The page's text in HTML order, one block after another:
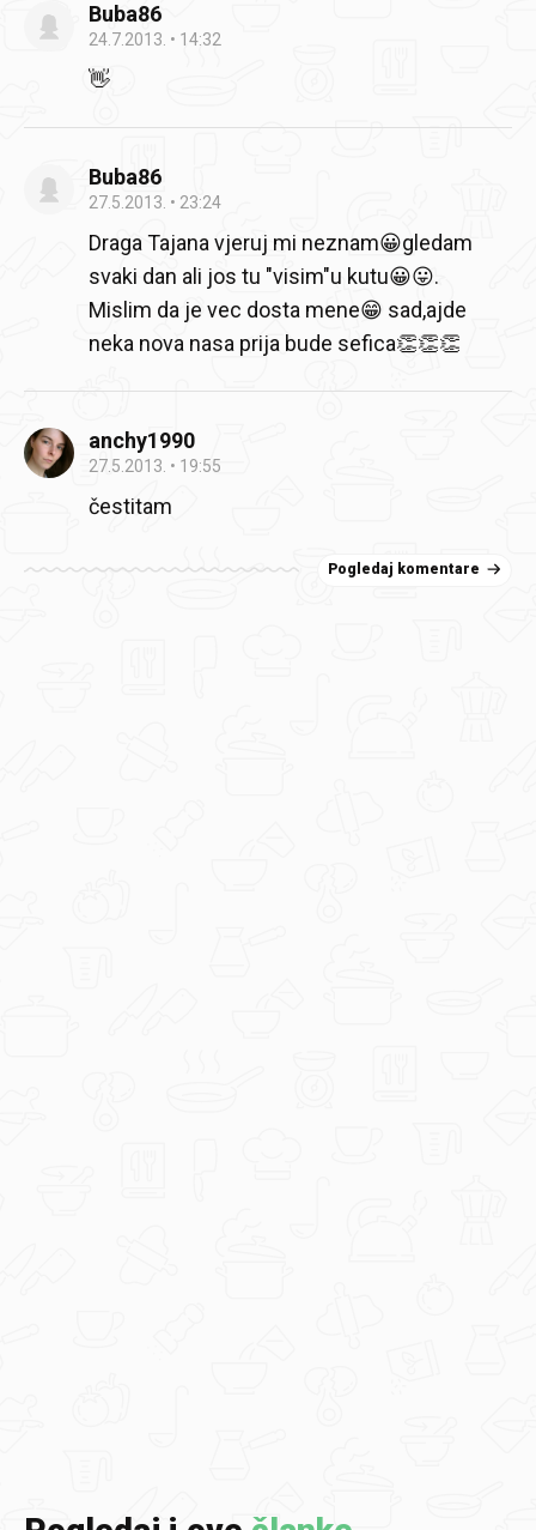
Buba86
24.7.2013. 14:32
👋
Buba86
27.5.2013. 23:24
Draga Tajana vjeruj mi neznam😀gledam
svaki dan ali jos tu "visim"u kutu😀😛.
Mislim da je vec dosta mene😁 sad,ajde
neka nova nasa prija bude sefica👏👏👏
anchy1990
27.5.2013. 19:55
čestitam
Pogledaj komentare